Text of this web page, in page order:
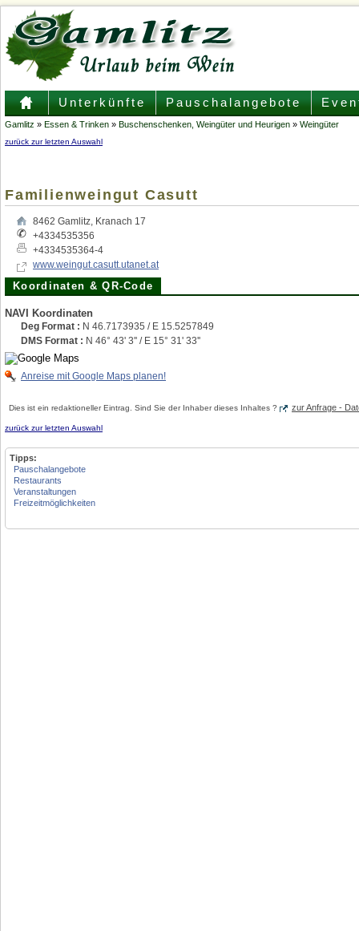
Unterkünfte Pauschalangebote
Gamlitz » Essen & Trinken » Buschenschenken, Weingüter und Heurigen » Weingüter
zurück zur letzten Auswahl
Familienweingut Casutt
8462 Gamlitz, Kranach 17
+4334535356
+4334535364-4
www.weingut.casutt.utanet.at
Koordinaten & QR-Code
NAVI Koordinaten
Deg Format : N 46.7173935 / E 15.5257849
DMS Format : N 46° 43' 3'' / E 15° 31' 33''
Anreise mit Google Maps planen!
Dies ist ein redaktioneller Eintrag. Sind Sie der Inhaber dieses Inhaltes ? zur Anfrage -
zurück zur letzten Auswahl
Tipps:
Pauschalangebote
Restaurants
Veranstaltungen
Freizeitmöglichkeiten